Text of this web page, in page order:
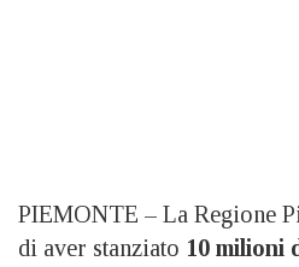
PIEMONTE – La Regione
di aver stanziato 10 milioni